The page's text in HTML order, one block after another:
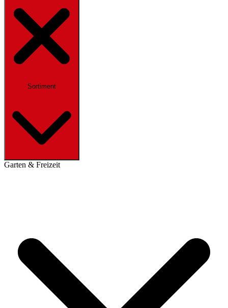
Sortiment
Garten & Freizeit